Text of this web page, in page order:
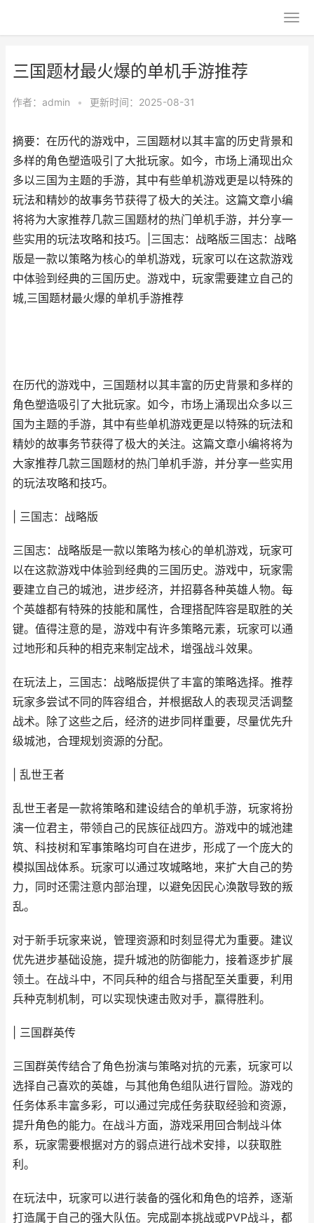
三国题材最火爆的单机手游推荐
作者： admin • 更新时间：2025-08-31
摘要：在历代的游戏中，三国题材以其丰富的历史背景和
多样的角色塑造吸引了大批玩家。如今，市场上涌现出众
多以三国为主题的手游，其中有些单机游戏更是以特殊的
玩法和精妙的故事务节获得了极大的关注。这篇文章小编
将将为大家推荐几款三国题材的热门单机手游，并分享一
些实用的玩法攻略和技巧。|三国志：战略版三国志：战略
版是一款以策略为核心的单机游戏，玩家可以在这款游戏
中体验到经典的三国历史。游戏中，玩家需要建立自己的
城,三国题材最火爆的单机手游推荐
在历代的游戏中，三国题材以其丰富的历史背景和多样的
角色塑造吸引了大批玩家。如今，市场上涌现出众多以三
国为主题的手游，其中有些单机游戏更是以特殊的玩法和
精妙的故事务节获得了极大的关注。这篇文章小编将将为
大家推荐几款三国题材的热门单机手游，并分享一些实用
的玩法攻略和技巧。
| 三国志：战略版
三国志：战略版是一款以策略为核心的单机游戏，玩家可
以在这款游戏中体验到经典的三国历史。游戏中，玩家需
要建立自己的城池，进步经济，并招募各种英雄人物。每
个英雄都有特殊的技能和属性，合理搭配阵容是取胜的关
键。值得注意的是，游戏中有许多策略元素，玩家可以通
过地形和兵种的相克来制定战术，增强战斗效果。
在玩法上，三国志：战略版提供了丰富的策略选择。推荐
玩家多尝试不同的阵容组合，并根据敌人的表现灵活调整
战术。除了这些之后，经济的进步同样重要，尽量优先升
级城池，合理规划资源的分配。
| 乱世王者
乱世王者是一款将策略和建设结合的单机手游，玩家将扮
演一位君主，带领自己的民族征战四方。游戏中的城池建
筑、科技树和军事策略均可自在进步，形成了一个庞大的
模拟国战体系。玩家可以通过攻城略地，来扩大自己的势
力，同时还需注意内部治理，以避免因民心涣散导致的叛
乱。
对于新手玩家来说，管理资源和时刻显得尤为重要。建议
优先进步基础设施，提升城池的防御能力，接着逐步扩展
领土。在战斗中，不同兵种的组合与搭配至关重要，利用
兵种克制机制，可以实现快速击败对手，赢得胜利。
| 三国群英传
三国群英传结合了角色扮演与策略对抗的元素，玩家可以
选择自己喜欢的英雄，与其他角色组队进行冒险。游戏的
任务体系丰富多彩，可以通过完成任务获取经验和资源，
提升角色的能力。在战斗方面，游戏采用回合制战斗体
系，玩家需要根据对方的弱点进行战术安排，以获取胜
利。
在玩法中，玩家可以进行装备的强化和角色的培养，逐渐
打造属于自己的强大队伍。完成副本挑战或PVP战斗，都